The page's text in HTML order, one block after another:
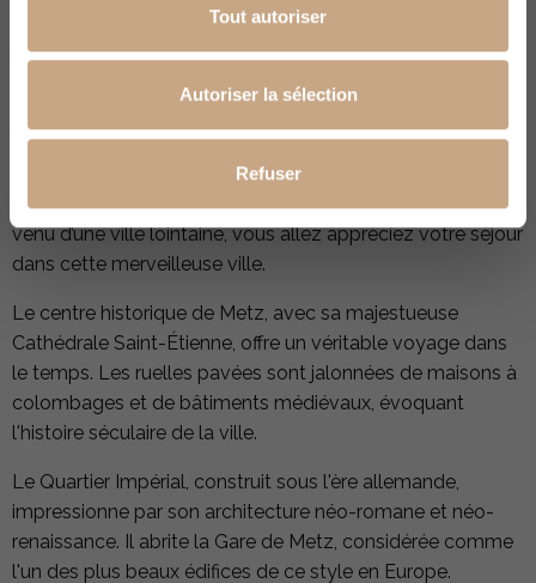
Tout autoriser
Autoriser la sélection
Refuser
PRÉSENTATION DE LA VILLE DE METZ
de trésors. Elle se distingue par son riche patrimoine
architectural, ses parcs verdoyants et ses quartiers
vibrants. Que vous soyez dans la région ou un visiteur
venu d’une ville lointaine, vous allez appréciez votre séjour
dans cette merveilleuse ville.
Le centre historique de Metz, avec sa majestueuse
Cathédrale Saint-Étienne, offre un véritable voyage dans
le temps. Les ruelles pavées sont jalonnées de maisons à
colombages et de bâtiments médiévaux, évoquant
l'histoire séculaire de la ville.
Le Quartier Impérial, construit sous l'ère allemande,
impressionne par son architecture néo-romane et néo-
renaissance. Il abrite la Gare de Metz, considérée comme
l'un des plus beaux édifices de ce style en Europe.